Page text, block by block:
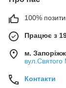
100%
Працює з
м.
Контакти